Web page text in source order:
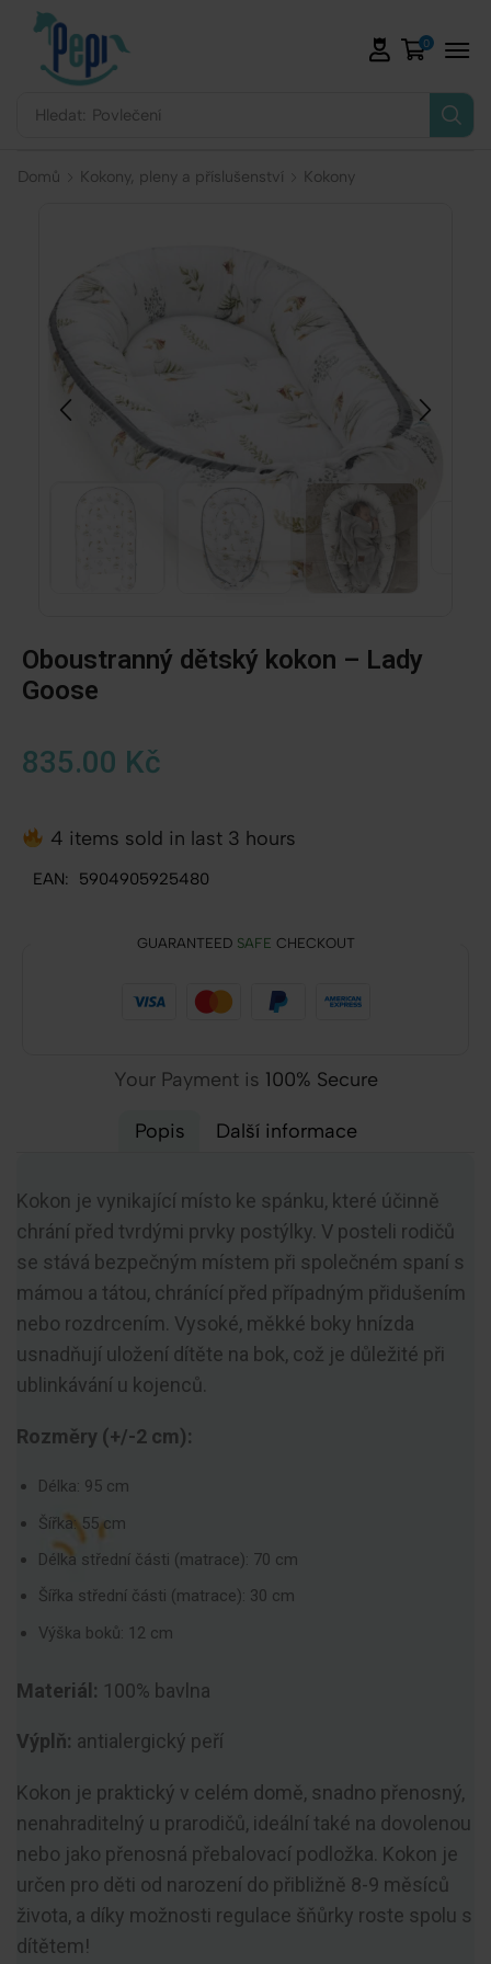
Hledat: Povlečení
0
Domů Kokony, pleny a příslušenství Kokony
Oboustranný dětský kokon – Lady
Goose
835.00 Kč
4 items sold in last 3 hours
EAN: 5904905925480
GUARANTEED SAFE CHECKOUT
Your Payment is 100% Secure
Popis Další informace
Kokon je vynikající místo ke spánku, které účinně
chrání před tvrdými prvky postýlky. V posteli rodičů
se stává bezpečným místem při společném spaní s
mámou a tátou, chránící před případným přidušením
nebo rozdrcením. Vysoké, měkké boky hnízda
usnadňují uložení dítěte na bok, což je důležité při
ublinkávání u kojenců.
Rozměry (+/-2 cm):
Délka: 95 cm
Šířka: 55 cm
Délka střední části (matrace): 70 cm
Šířka střední části (matrace): 30 cm
Výška boků: 12 cm
Materiál: 100% bavlna
Výplň: antialergický peří
Kokon je praktický v celém domě, snadno přenosný,
nenahraditelný u prarodičů, ideální také na dovolenou
nebo jako přenosná přebalovací podložka. Kokon je
určen pro děti od narození do přibližně 8-9 měsíců
života, a díky možnosti regulace šňůrky roste spolu s
dítětem!